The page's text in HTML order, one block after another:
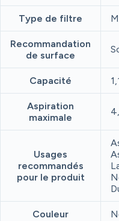
Type de filtre
Recommandation
de surface
Capacité
Aspiration
maximale
Usages
recommandés
pour le produit
Couleur